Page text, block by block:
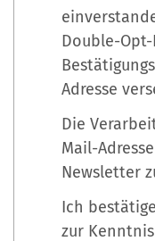
Double-
Adresse
Die
Mail-
Newsletter
Ich
zur